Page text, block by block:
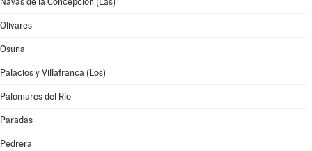
Olivares
Osuna
Palacios y Villafranca (Los)
Palomares del Río
Paradas
Pedrera